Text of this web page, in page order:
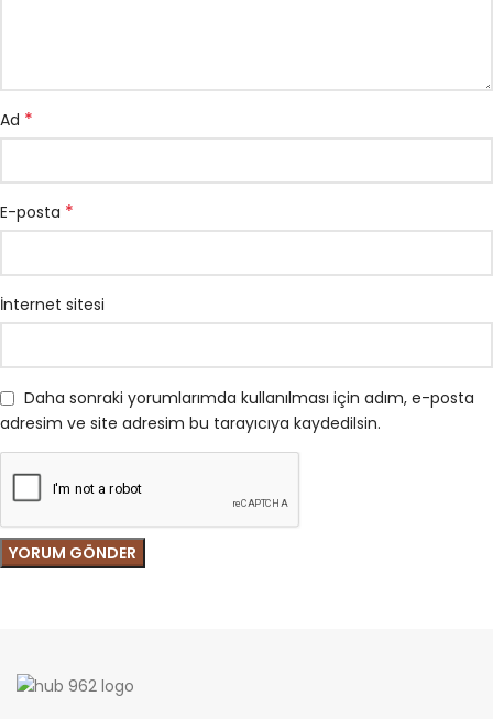
Ad *
E-posta *
İnternet sitesi
Daha sonraki yorumlarımda kullanılması için adım, e-posta
adresim ve site adresim bu tarayıcıya kaydedilsin.